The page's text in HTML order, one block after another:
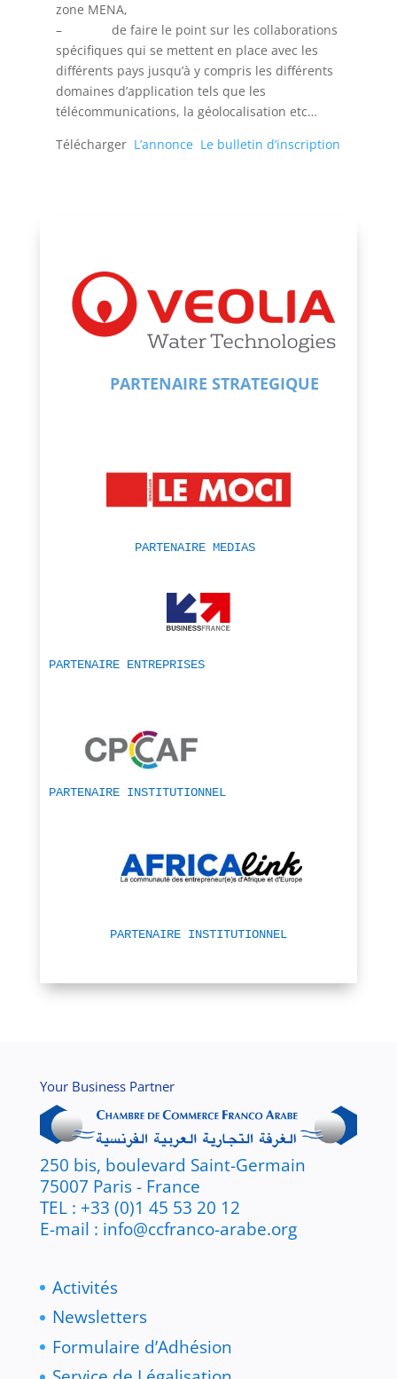
zone MENA,
– de faire le point sur les collaborations
spécifiques qui se mettent en place avec les
différents pays jusqu’à y compris les différents
domaines d’application tels que les
télécommunications, la géolocalisation etc…
Télécharger L’annonce Le bulletin d’inscription
PARTENAIRE STRATEGIQUE
PARTENAIRE MEDIAS
PARTENAIRE ENTREPRISES
PARTENAIRE INSTITUTIONNEL
PARTENAIRE INSTITUTIONNEL
Your Business Partner
250 bis, boulevard Saint-Germain
75007 Paris - France
TEL : +33 (0)1 45 53 20 12
E-mail : info@ccfranco-arabe.org
Activités
Newsletters
Formulaire d’Adhésion